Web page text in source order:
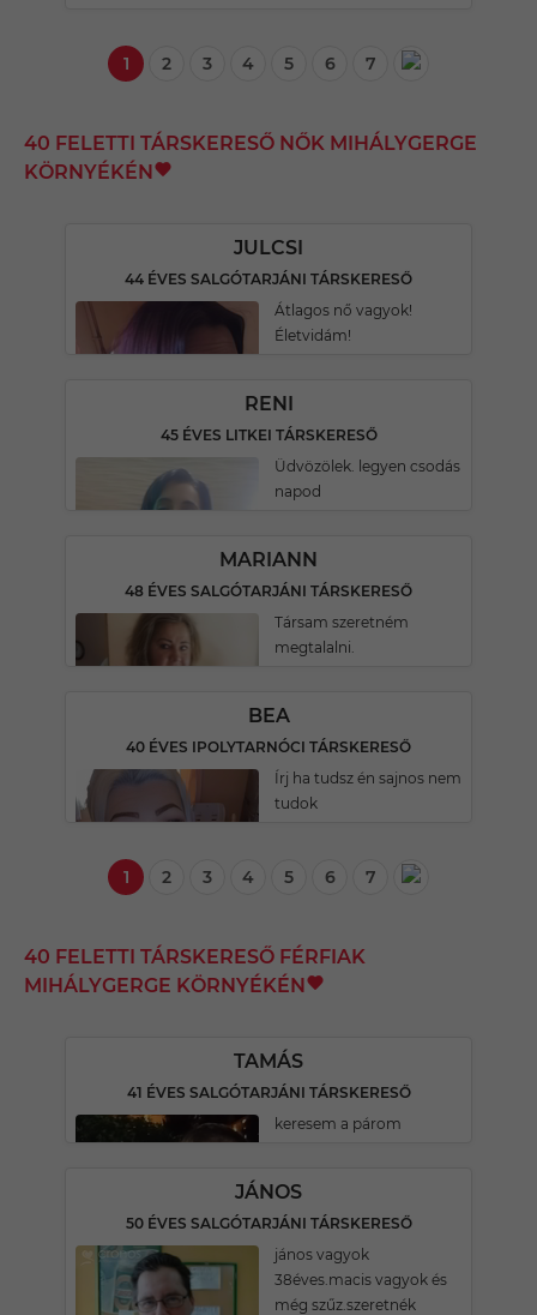
1 2 3 4 5 6 7
40 FELETTI TÁRSKERESŐ NŐK MIHÁLYGERGE
KÖRNYÉKÉN
JULCSI
44 ÉVES SALGÓTARJÁNI TÁRSKERESŐ
Átlagos nő vagyok!
Életvidám!
RENI
45 ÉVES LITKEI TÁRSKERESŐ
Üdvözölek. legyen csodás
napod
MARIANN
48 ÉVES SALGÓTARJÁNI TÁRSKERESŐ
Társam szeretném
megtalalni.
BEA
40 ÉVES IPOLYTARNÓCI TÁRSKERESŐ
Írj ha tudsz én sajnos nem
tudok
1 2 3 4 5 6 7
40 FELETTI TÁRSKERESŐ FÉRFIAK
MIHÁLYGERGE KÖRNYÉKÉN
TAMÁS
41 ÉVES SALGÓTARJÁNI TÁRSKERESŐ
keresem a párom
JÁNOS
50 ÉVES SALGÓTARJÁNI TÁRSKERESŐ
jános vagyok
38éves.macis vagyok és
még szűz.szeretnék